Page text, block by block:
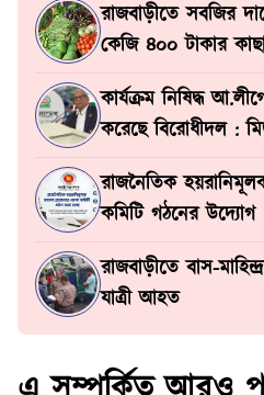
রাজবাড়ীতে সবজির
কেজি ৪০০ টাকার
কার্যক্রম নিষিদ্ধ
করেছে বিরোধীদল :
রাজনৈতিক
কমিটি গঠনের উদ্যোগ
রাজবাড়ীতে বাস-
যাত্রী আহত